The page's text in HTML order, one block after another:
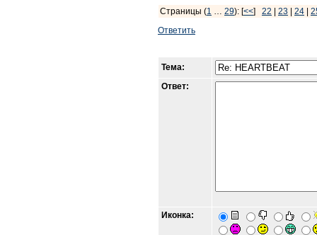
Страницы (1 … 29): [<<] 22 23 24
Ответить
Тема:
Ответ:
Иконка: